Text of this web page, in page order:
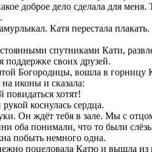
доброе дело сделала для
Катя перестала
спутниками Кати,
поддержке своих друзей.
Богородицы, вошла в горницу
иконы и сказала:
хотят!
коснулась сердца.
Он ждёт тебя в зале. Мы с
оба понимали, что то были
побыть немного одна.
поцеловала Катю и вышла из